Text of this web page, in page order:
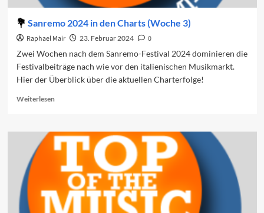
Sanremo 2024 in den Charts (Woche 3)
Raphael Mair 23. Februar 2024
0
Zwei Wochen nach dem Sanremo-Festival 2024 dominieren die
Festivalbeiträge nach wie vor den italienischen Musikmarkt.
Hier der Überblick über die aktuellen Charterfolge!
WeiterlesenRead
Sanremo
2024
in
den
Charts
(Woche
3)